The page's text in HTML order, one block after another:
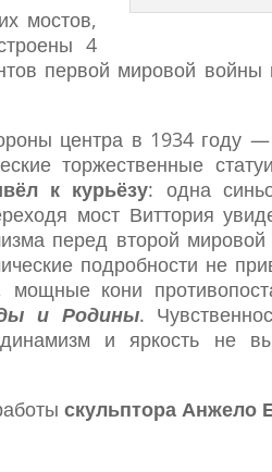
мостов,
4
первой мировой войны
центра в 1934 году
торжественные
к курьёзу: одна
мост Виттория
перед второй мировой
подробности не
кони
и Родины.
и яркость не
скульптора Анжело